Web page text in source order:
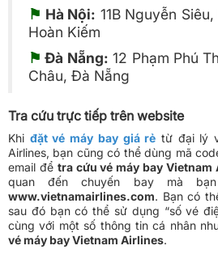
⚑ Hà Nội: 11B Nguyễn
Hoàn Kiếm
⚑Đà Nẵng: 12 Phạm Phú
Châu, Đà Nẵng
Tra cứu trực tiếp trên website
Khi đặt vé máy bay giá rẻ từ đại lý
Airlines, bạn cũng có thể dùng mã
email để tra cứu vé máy bay Vietnam
quan đến chuyến bay mà
www.vietnamairlines.com. Bạn có
sau đó bạn có thể sử dụng “số vé
cùng với một số thông tin cá nhân
vé máy bay Vietnam Airlines.